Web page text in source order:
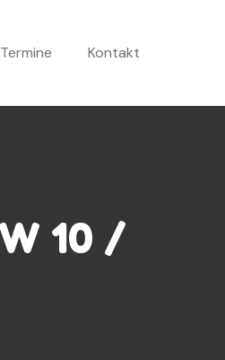
Termine Kontakt
10 /